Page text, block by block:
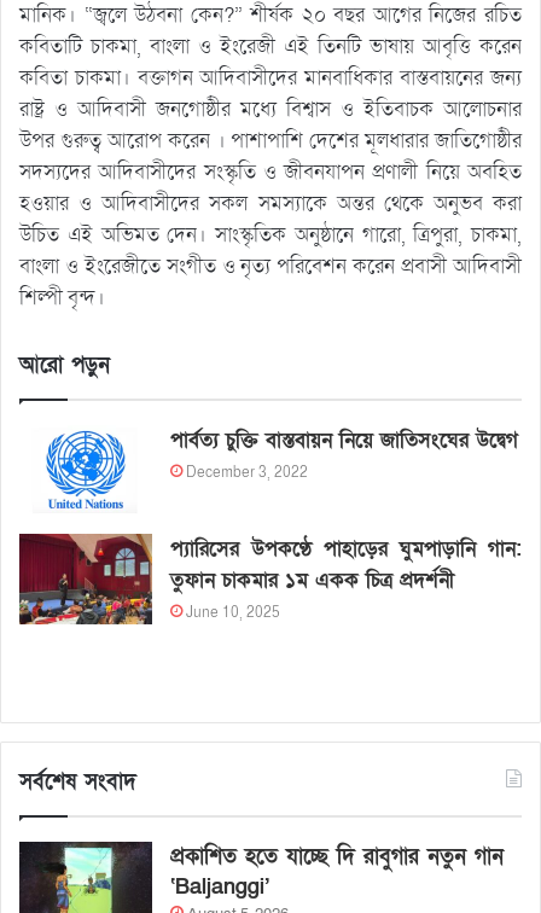
মানিক। “জ্বলে উঠবনা কেন?” শীর্ষক ২০ বছর আগের নিজের রচিত
কবিতাটি চাকমা, বাংলা ও ইংরেজী এই তিনটি ভাষায় আবৃত্তি করেন
কবিতা চাকমা। বক্তাগন আদিবাসীদের মানবাধিকার বাস্তবায়নের জন্য
রাষ্ট্র ও আদিবাসী জনগোষ্ঠীর মধ্যে বিশ্বাস ও ইতিবাচক আলোচনার
উপর গুরুত্ব আরোপ করেন । পাশাপাশি দেশের মূলধারার জাতিগোষ্ঠীর
সদস্যদের আদিবাসীদের সংস্কৃতি ও জীবনযাপন প্রণালী নিয়ে অবহিত
হওয়ার ও আদিবাসীদের সকল সমস্যাকে অন্তর থেকে অনুভব করা
উচিত এই অভিমত দেন। সাংস্কৃতিক অনুষ্ঠানে গারো, ত্রিপুরা, চাকমা,
বাংলা ও ইংরেজীতে সংগীত ও নৃত্য পরিবেশন করেন প্রবাসী আদিবাসী
শিল্পী বৃন্দ।
আরো পড়ুন
পার্বত্য চুক্তি বাস্তবায়ন নিয়ে জাতিসংঘের উদ্বেগ
December 3, 2022
প্যারিসের উপকণ্ঠে পাহাড়ের ঘুমপাড়ানি গান:
তুফান চাকমার ১ম একক চিত্র প্রদর্শনী
June 10, 2025
সর্বশেষ সংবাদ
প্রকাশিত হতে যাচ্ছে দি রাবুগার নতুন গান
‘Baljanggi’